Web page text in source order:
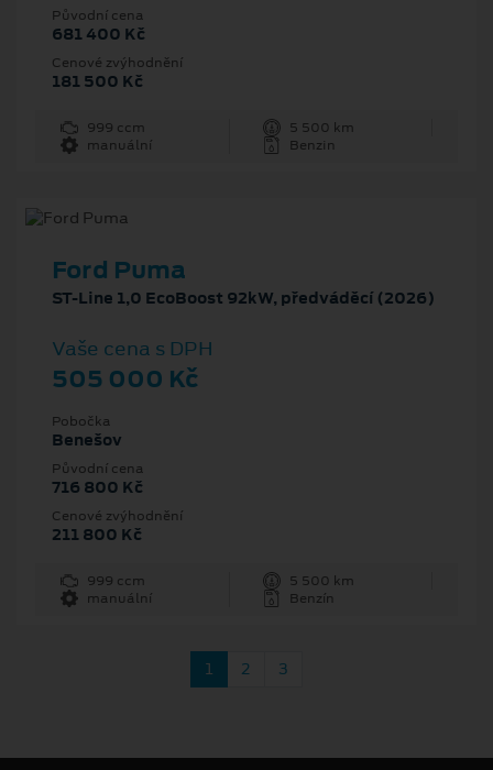
Původní cena
681 400 Kč
Cenové zvýhodnění
181 500 Kč
999 ccm
5 500 km
manuální
Benzin
Ford Puma
ST-Line 1,0 EcoBoost 92kW, předváděcí (2026)
Vaše cena s DPH
505 000 Kč
Pobočka
Benešov
Původní cena
716 800 Kč
Cenové zvýhodnění
211 800 Kč
999 ccm
5 500 km
manuální
Benzín
1 2 3